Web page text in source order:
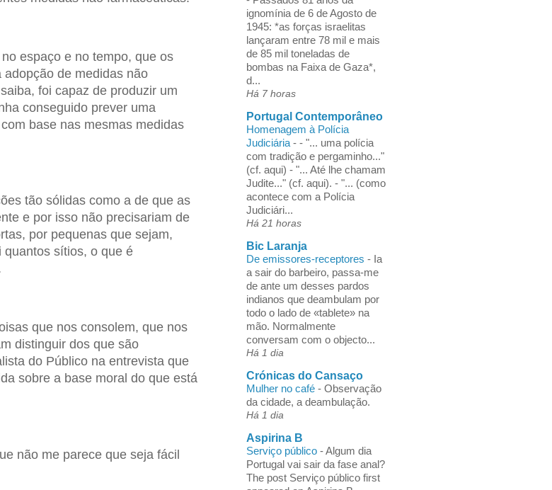
espaço e no tempo, que os
de medidas não
foi capaz de produzir um
conseguido prever uma
base nas mesmas medidas
tão sólidas como a de que as
e por isso não precisariam de
por pequenas que sejam,
quantos sítios, o que é
que nos consolem, que nos
distinguir dos que são
do Público na entrevista que
sobre a base moral do que está
não me parece que seja fácil
ignomínia de 6 de Agosto de
1945: *as forças israelitas
lançaram entre 78 mil e mais
de 85 mil toneladas de
bombas na Faixa de Gaza*,
d...
Há 7 horas
Portugal Contemporâneo
Homenagem à Polícia
Judiciária - - "... uma polícia
com tradição e pergaminho..."
(cf. aqui) - "... Até lhe chamam
Judite..." (cf. aqui). - "... (como
acontece com a Polícia
Judiciári...
Há 21 horas
Bic Laranja
De emissores-receptores - Ia
a sair do barbeiro, passa-me
de ante um desses pardos
indianos que deambulam por
todo o lado de «tablete» na
mão. Normalmente
conversam com o objecto...
Há 1 dia
Crónicas do Cansaço
Mulher no café - Observação
da cidade, a deambulação.
Há 1 dia
Aspirina B
Serviço público -Algum dia
Portugal vai sair da fase anal?
The post Serviço público first